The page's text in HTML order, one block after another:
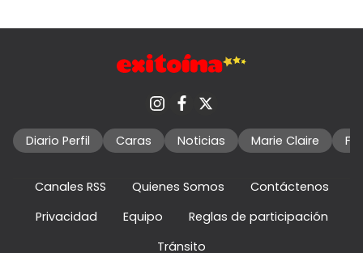
Diario Perfil Caras Noticias Marie Claire
Canales RSS Quienes Somos
Contáctenos
Privacidad
Equipo
Reglas de participación
Tránsito